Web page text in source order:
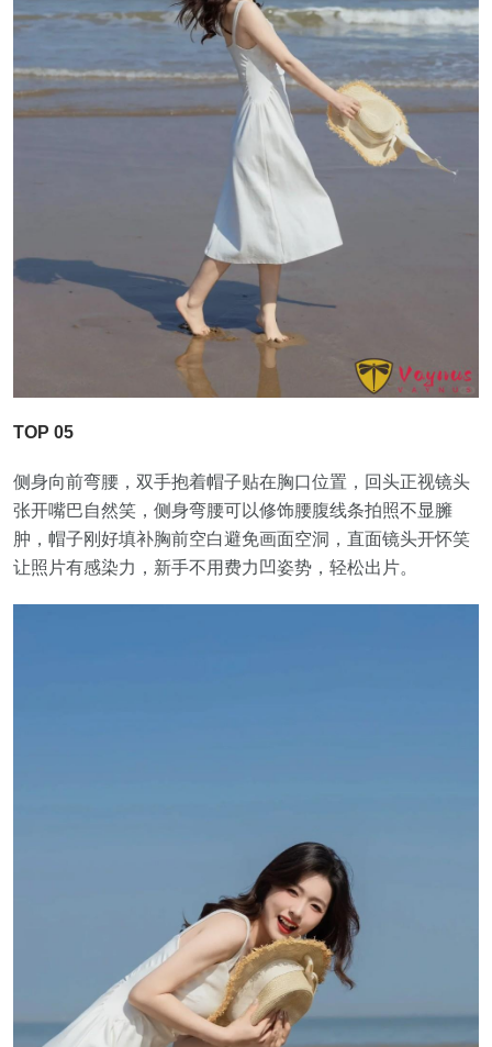
TOP 05
侧身向前弯腰，双手抱着帽子贴在胸口位置，回头正视镜头
张开嘴巴自然笑，侧身弯腰可以修饰腰腹线条拍照不显臃
肿，帽子刚好填补胸前空白避免画面空洞，直面镜头开怀笑
让照片有感染力，新手不用费力凹姿势，轻松出片。